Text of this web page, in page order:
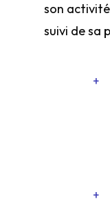
son
suivi de sa